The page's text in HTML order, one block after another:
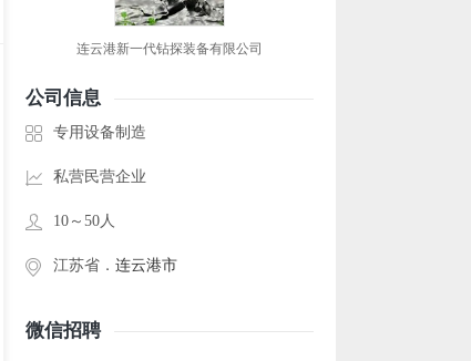
连云港新一代钻探装备有限公司
公司信息
专用设备制造
私营民营企业
10～50人
江苏省． 连云港市
微信招聘